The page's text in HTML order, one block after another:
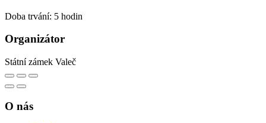
Doba trvání: 5 hodin
Organizátor
Státní zámek Valeč
O nás